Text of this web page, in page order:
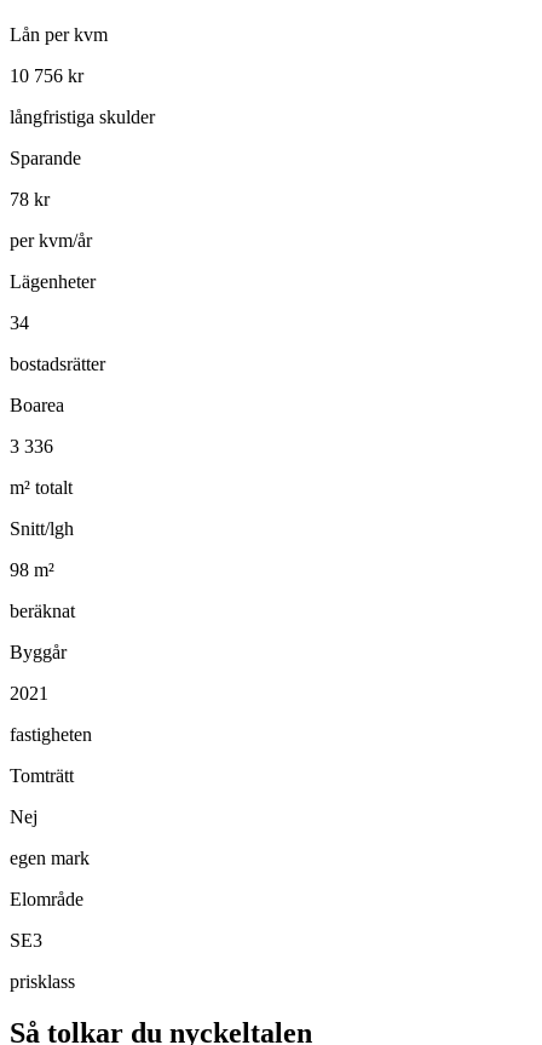
Lån per kvm
10 756 kr
långfristiga skulder
Sparande
78 kr
per kvm/år
Lägenheter
34
bostadsrätter
Boarea
3 336
m² totalt
Snitt/lgh
98 m²
beräknat
Byggår
2021
fastigheten
Tomträtt
Nej
egen mark
Elområde
SE3
prisklass
Så tolkar du nyckeltalen